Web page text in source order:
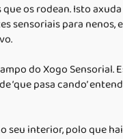
os rodean. Isto
sensoriais para
do Xogo
pasa cando’
interior, polo que